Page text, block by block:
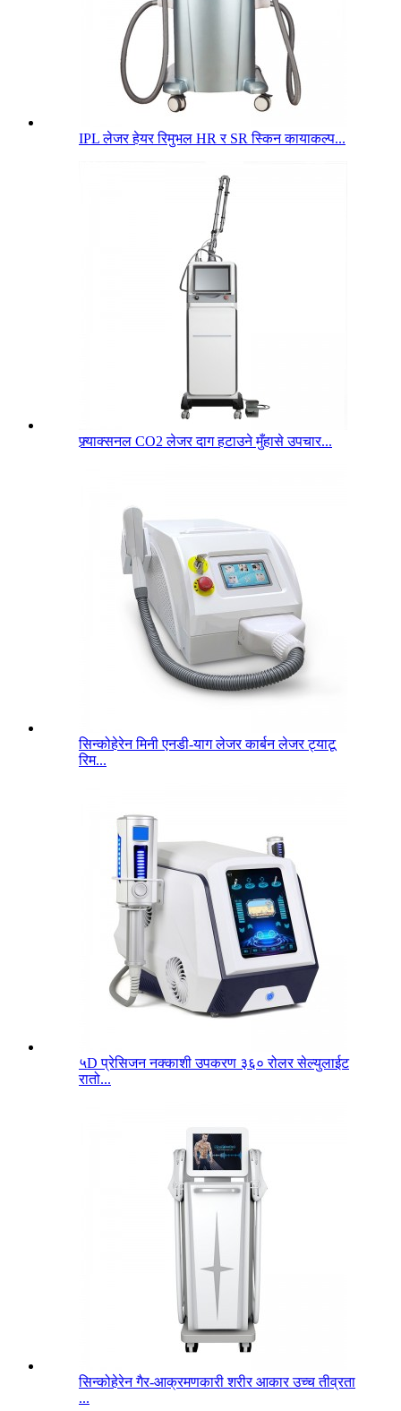
IPL लेजर हेयर रिमुभल HR र SR स्किन कायाकल्प...
फ्र्याक्सनल CO2 लेजर दाग हटाउने मुँहासे उपचार...
सिन्कोहेरेन मिनी एनडी-याग लेजर कार्बन लेजर ट्याटू
रिम...
५D प्रेसिजन नक्काशी उपकरण ३६० रोलर सेल्युलाईट
रातो...
सिन्कोहेरेन गैर-आक्रमणकारी शरीर आकार उच्च तीव्रता
...